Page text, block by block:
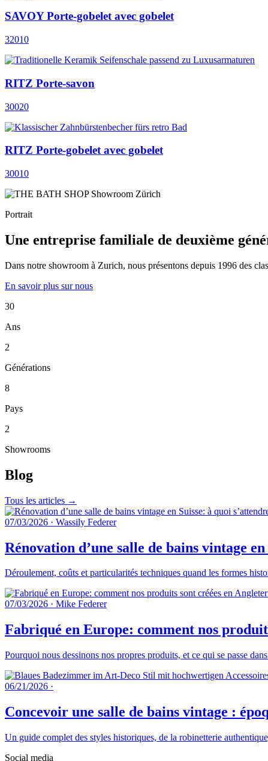
SAVOY Porte-gobelet avec gobelet
32010
RITZ Porte-savon
30020
RITZ Porte-gobelet avec gobelet
30010
Portrait
Une entreprise familiale de deuxième
Dans notre showroom à Zurich, nous présentons depuis 1996 des
En savoir plus sur nous
30
Ans
2
Générations
8
Pays
2
Showrooms
Blog
Tous les articles →
07/03/2026 · Wassily Federer
Rénovation d’une salle de bains vintage
Déroulement, coûts et particularités techniques quand les formes
07/03/2026 · Mike Federer
Fabriqué en Europe: comment nos
Pourquoi nous dessinons nos propres produits, et ce qui se passe
06/21/2026 ·
Concevoir une salle de bains vintage :
Un guide complet des styles historiques, de la robinetterie
Social media